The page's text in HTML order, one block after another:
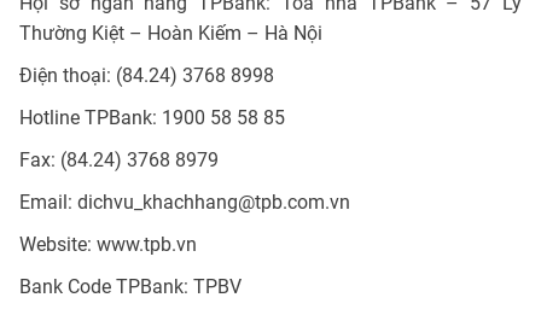
Thường Kiệt – Hoàn Kiếm – Hà Nội
Điện thoại: (84.24) 3768 8998
Hotline TPBank: 1900 58 58 85
Fax: (84.24) 3768 8979
Email: dichvu_khachhang@tpb.com.vn
Website: www.tpb.vn
Bank Code TPBank: TPBV